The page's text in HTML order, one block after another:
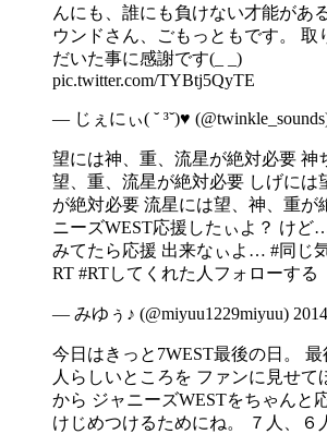
んにも、誰にも負けない才能があ
ウンドさん、ごもっともです。 取
だいた事に感謝です(_ _)
pic.twitter.com/TYBtj5QyTE
— じぇにぃ( ˘ ³˘)♥
望には神、重、流星が絶対必要 神
望、重、流星が絶対必要 しげには
が絶対必要 流星には望、神、重が
ニーズWEST応援したぃよ？ けど
みてたら応援 出来なぃよ… #同じ
RT #RTしてくれた人フォローする
— みゆぅ♪ (@miyuu1229miyuu)
今日はきっと7WEST最後の日。
人らしいところを ファンに見せて
から ジャニーズWESTをちゃんと
けじめつけるためにね。 ７人、６